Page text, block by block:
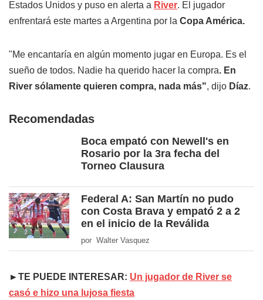
Estados Unidos y puso en alerta a River. El jugador
enfrentará este martes a Argentina por la Copa América.
"Me encantaría en algún momento jugar en Europa. Es el
sueño de todos. Nadie ha querido hacer la compra. En
River sólamente quieren compra, nada más", dijo Díaz.
Recomendadas
Boca empató con Newell's en
Rosario por la 3ra fecha del
Torneo Clausura
Federal A: San Martín no pudo
con Costa Brava y empató 2 a 2
en el inicio de la Reválida
por Walter Vasquez
►TE PUEDE INTERESAR: Un jugador de River se
casó e hizo una lujosa fiesta